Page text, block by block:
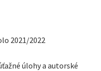
2021/2022
úlohy a autorské